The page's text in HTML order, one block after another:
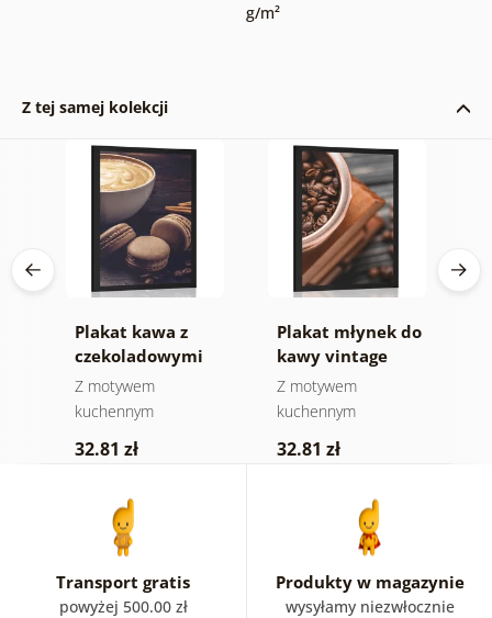
g/m²
Z tej samej kolekcji
Plakat kawa z
czekoladowymi
makaronikami
Z motywem
kuchennym
32.81 zł
Plakat młynek do
kawy vintage
Z motywem
kuchennym
32.81 zł
Transport gratis
powyżej 500.00 zł
Produkty w magazynie
wysyłamy niezwłocznie